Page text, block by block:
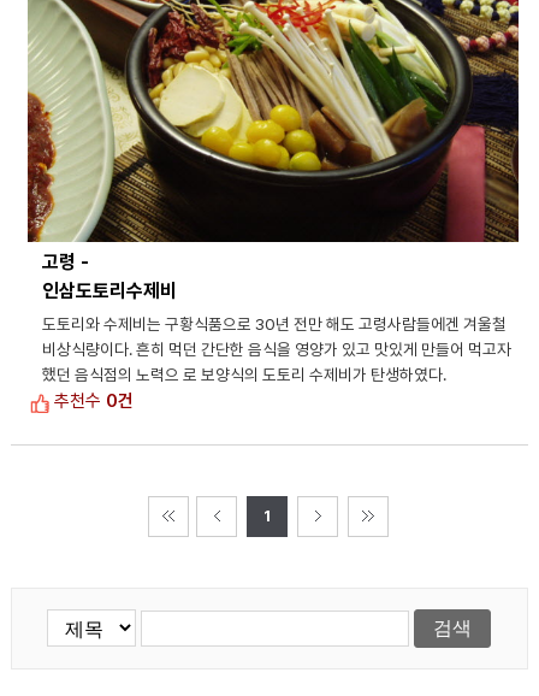
고령 -
인삼도토리수제비
도토리와 수제비는 구황식품으로 30년 전만 해도 고령사람들에겐 겨울철
비상식량이다. 흔히 먹던 간단한 음식을 영양가 있고 맛있게 만들어 먹고자
했던 음식점의 노력으 로 보양식의 도토리 수제비가 탄생하였다.
추천수 0건
1